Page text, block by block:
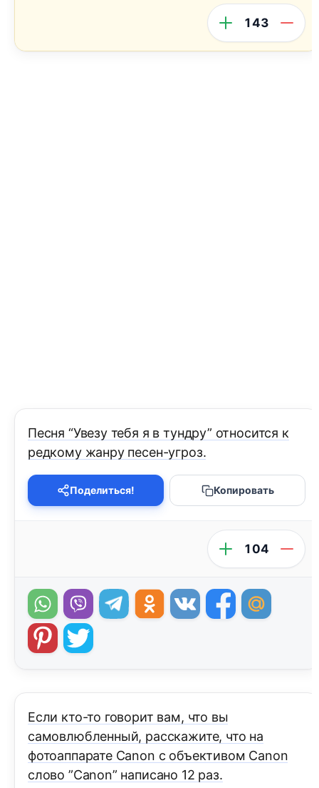
143
Песня “Увезу тебя я в тундру” относится к
редкому жанру песен-угроз.
Поделиться! Копировать
104
Если кто-то говорит вам, что вы
самовлюбленный, расскажите, что на
фотоаппарате Canon с объективом Canon
слово ”Canon” написано 12 раз.